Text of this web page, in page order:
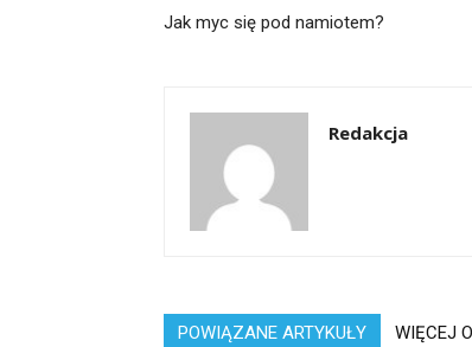
Jak myc się pod namiotem?
Redakcja
POWIĄZANE ARTYKUŁY WIĘCEJ